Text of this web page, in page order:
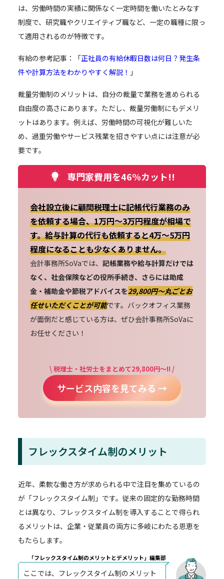
は、労働時間の実績に関係なく一定時間を働いたとみなす
制度で、研究職やクリエイティブ職など、一定の職種に限っ
て適用されるのが特徴です。
有給の参考記事：「正社員の有給休暇日数は何日？発生条
件や計算方法をわかりやすく解説！ 」
裁量労働制のメリットは、自分の裁量で業務を進められる
自由度の高さにあります。ただし、裁量労働制にもデメリ
ットはあります。例えば、労働時間の可視化が難しいた
め、過重労働やサービス残業を招きやすい点には注意が必
要です。
専門家費用を46%カット!!
会社設立後に顧問税理士に記帳代行業務のみ
を依頼する場合、1万円～3万円程度が相場で
す。給与計算の代行も依頼すると4万～5万円
程度になることも少なくありません。
会計事務所SoVaでは、 記帳業務や給与計算だけでは
なく、社会保険などの役所手続き、さらには助成
金・補助金や節税アドバイスを29,800円〜丸ごとお
任せいただくことが可能です。バックオフィス業務
が面倒だと感じている方は、ぜひ会計事務所SoVaに
お任せください！
\ 税理士・社労士をまとめて29,800円～!! /
サービス内容を見てみる →
フレックスタイム制のメリット
近年、柔軟な働き方が求められる中で注目を集めているの
が「フレックスタイム制」です。従来の固定的な勤務時間
とは異なり、フレックスタイム制を導入することで得られ
るメリットは、企業・従業員の両方に多岐にわたる恩恵を
もたらします。
「フレックスタイム制のメリットとデメリット」編集部
ここでは、フレックスタイム制のメリット